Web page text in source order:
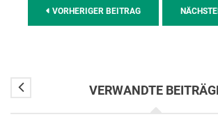
VORHERIGER BEITRAG
VERWANDTE